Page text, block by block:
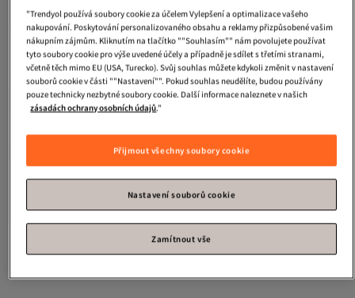
8. nejčastěji hodnocené
UCC
Domácí pantofle kolekce
Pukka s kožíškem uvnitř
576
"Trendyol používá soubory cookie za účelem Vylepšení a optimalizace vašeho
nakupování. Poskytování personalizovaného obsahu a reklamy přizpůsobené vašim
nákupním zájmům. Kliknutím na tlačítko ""Souhlasím"" nám povolujete používat
tyto soubory cookie pro výše uvedené účely a případně je sdílet s třetími stranami,
včetně těch mimo EU (USA, Turecko). Svůj souhlas můžete kdykoli změnit v nastavení
souborů cookie v části ""Nastavení"". Pokud souhlas neudělíte, budou používány
pouze technicky nezbytné soubory cookie. Další informace naleznete v našich
zásadách ochrany osobních údajů."
Přijmout všechny soubory cookie
Nastavení souborů cookie
Zamítnout vše